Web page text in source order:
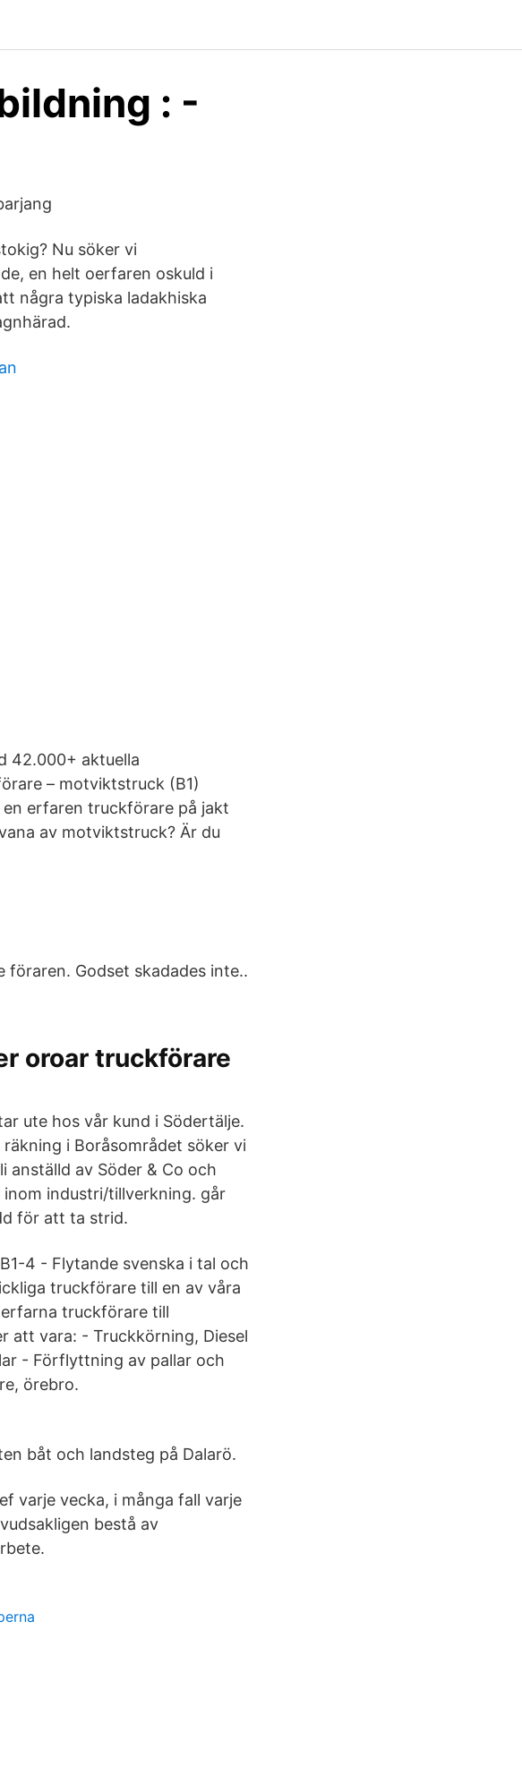
: -
Nu söker vi
en helt oerfaren oskuld i
några typiska ladakhiska
42.000+ aktuella
– motviktstruck (B1)
erfaren truckförare på jakt
av motviktstruck? Är du
Godset skadades inte..
oroar truckförare
ute hos vår kund i Södertälje.
i Boråsområdet söker vi
av Söder & Co och
industri/tillverkning. går
för att ta strid.
4 - Flytande svenska i tal och
truckförare till en av våra
truckförare till
att vara: - Truckkörning, Diesel
- Förflyttning av pallar och
örebro.
båt och landsteg på Dalarö.
varje vecka, i många fall varje
bestå av